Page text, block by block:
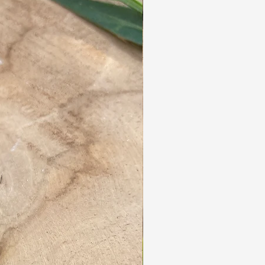
wir die Dreads mit einem professionellen
Dampfgerät.
Diese hochwertigen Dreadlocks halten
jahrelang.
Sie sind leicht und einfach zu pflegen.